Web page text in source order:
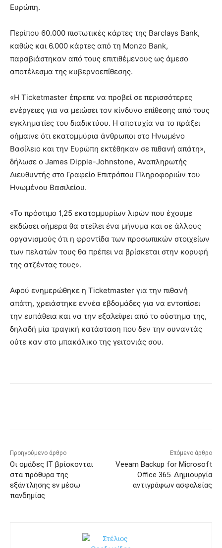
Ευρώπη.
Περίπου 60.000 πιστωτικές κάρτες της Barclays Bank,
καθώς και 6.000 κάρτες από τη Monzo Bank,
παραβιάστηκαν από τους επιτιθέμενους ως άμεσο
αποτέλεσμα της κυβερνοεπίθεσης.
«Η Ticketmaster έπρεπε να προβεί σε περισσότερες
ενέργειες για να μειώσει τον κίνδυνο επίθεσης από τους
εγκληματίες του διαδικτύου. Η αποτυχία να το πράξει
σήμαινε ότι εκατομμύρια άνθρωποι στο Ηνωμένο
Βασίλειο και την Ευρώπη εκτέθηκαν σε πιθανή απάτη»,
δήλωσε ο James Dipple-Johnstone, Αναπληρωτής
Διευθυντής στο Γραφείο Επιτρόπου Πληροφοριών του
Ηνωμένου Βασιλείου.
«Το πρόστιμο 1,25 εκατομμυρίων λιρών που έχουμε
εκδώσει σήμερα θα στείλει ένα μήνυμα και σε άλλους
οργανισμούς ότι η φροντίδα των προσωπικών στοιχείων
των πελατών τους θα πρέπει να βρίσκεται στην κορυφή
της ατζέντας τους».
Αφού ενημερώθηκε η Ticketmaster για την πιθανή
απάτη, χρειάστηκε εννέα εβδομάδες για να εντοπίσει
την ευπάθεια και να την εξαλείψει από το σύστημα της,
δηλαδή μία τραγική κατάσταση που δεν την συναντάς
ούτε καν στο μπακάλικο της γειτονιάς σου.
Προηγούμενο άρθρο
Οι ομάδες IT βρίσκονται
στα πρόθυρα της
εξάντλησης εν μέσω
πανδημίας
Επόμενο άρθρο
Veeam Backup for Microsoft
Office 365. Δημιουργία
αντιγράφων ασφαλείας